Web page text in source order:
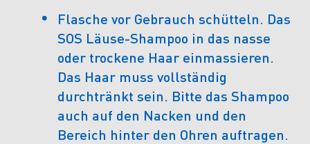
Flasche vor Gebrauch schütteln. Das
SOS Läuse-Shampoo in das nasse
oder trockene Haar einmassieren.
Das Haar muss vollständig
durchtränkt sein. Bitte das Shampoo
auch auf den Nacken und den
Bereich hinter den Ohren auftragen.